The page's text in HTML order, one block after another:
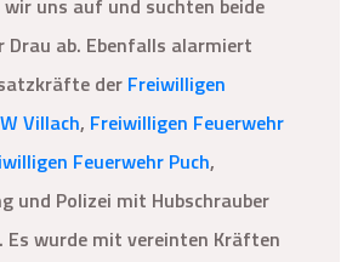
uns auf und suchten beide
Drau ab. Ebenfalls alarmiert
der Freiwilligen
Villach, Freiwilligen Feuerwehr
Feuerwehr Puch,
und Polizei mit Hubschrauber
Es wurde mit vereinten Kräften